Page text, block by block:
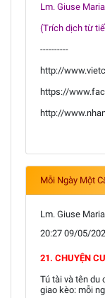
Lm. Giuse
(Trích dịch từ
----------
http://
https://
http://
Mỗi Ngày Một
Lm. Giuse
20:27 09/05/
21. CHUYỆN
Tú tài và tên du
giao kèo: mỗi